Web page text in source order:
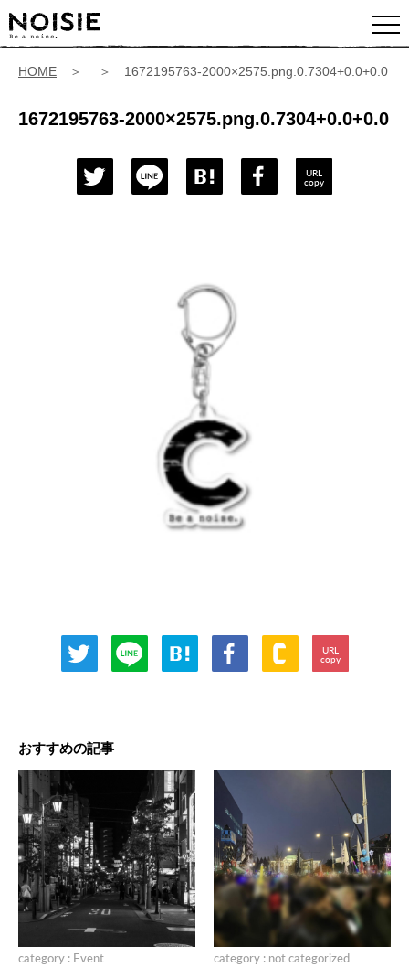
HOME ＞ ＞ 1672195763-2000×2575.png.0.7304+0.0+0.0
1672195763-2000×2575.png.0.7304+0.0+0.0
URL
copy
URL
copy
おすすめの記事
category : Event category : not categorized